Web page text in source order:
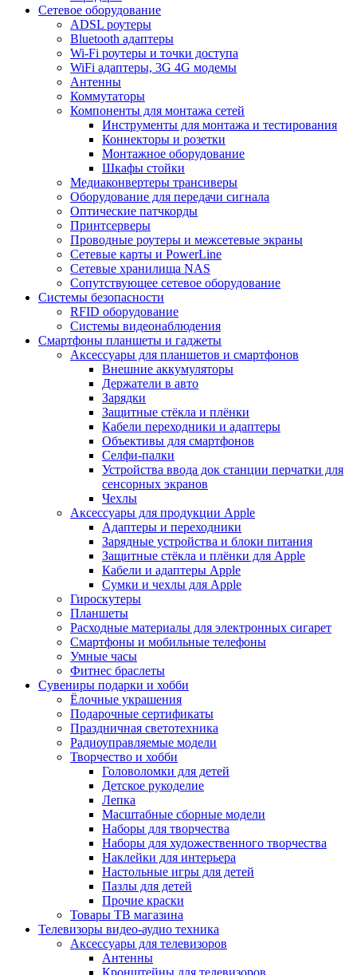
Сетевое оборудование
ADSL роутеры
Bluetooth адаптеры
Wi-Fi роутеры и точки доступа
WiFi адаптеры, 3G 4G модемы
Антенны
Коммутаторы
Компоненты для монтажа сетей
Инструменты для монтажа и тестирования
Коннекторы и розетки
Монтажное оборудование
Шкафы стойки
Медиаконвертеры трансиверы
Оборудование для передачи сигнала
Оптические патчкорды
Принтсерверы
Проводные роутеры и межсетевые экраны
Сетевые карты и PowerLine
Сетевые хранилища NAS
Сопутствующее сетевое оборудование
Системы безопасности
RFID оборудование
Системы видеонаблюдения
Смартфоны планшеты и гаджеты
Аксессуары для планшетов и смартфонов
Внешние аккумуляторы
Держатели в авто
Зарядки
Защитные стёкла и плёнки
Кабели переходники и адаптеры
Объективы для смартфонов
Селфи-палки
Устройства ввода док станции перчатки для
сенсорных экранов
Чехлы
Аксессуары для продукции Apple
Адаптеры и переходники
Зарядные устройства и блоки питания
Защитные стёкла и плёнки для Apple
Кабели и адаптеры Apple
Сумки и чехлы для Apple
Гироскутеры
Планшеты
Расходные материалы для электронных сигарет
Смартфоны и мобильные телефоны
Умные часы
Фитнес браслеты
Сувениры подарки и хобби
Ёлочные украшения
Подарочные сертификаты
Праздничная светотехника
Радиоуправляемые модели
Творчество и хобби
Головоломки для детей
Детское рукоделие
Лепка
Масштабные сборные модели
Наборы для творчества
Наборы для художественного творчества
Наклейки для интерьера
Настольные игры для детей
Пазлы для детей
Прочие краски
Товары ТВ магазина
Телевизоры видео-аудио техника
Аксессуары для телевизоров
Антенны
Кронштейны для телевизоров